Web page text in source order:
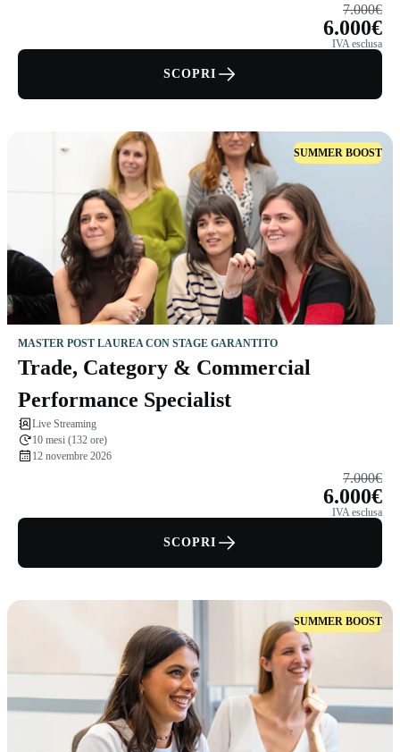
7.000€
6.000€
IVA esclusa
SCOPRI
SUMMER BOOST
MASTER POST LAUREA CON STAGE GARANTITO
Trade, Category & Commercial
Performance Specialist
Live Streaming
10 mesi (132 ore)
12 novembre 2026
7.000€
6.000€
IVA esclusa
SCOPRI
SUMMER BOOST